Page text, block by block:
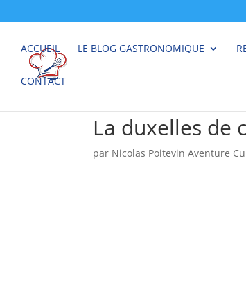
ACCUEIL LE BLOG GASTRONOMIQUE
CONTACT
La duxelles de
par Nicolas Poitevin Aventure